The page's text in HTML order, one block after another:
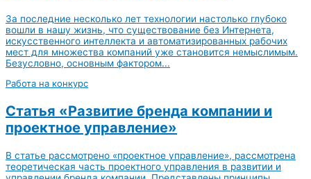
За последние несколько лет технологии настолько глубоко
вошли в нашу жизнь, что существование без Интернета,
искусственного интеллекта и автоматизированных рабочих
мест для множества компаний уже становится немыслимым.
Безусловно, основным фактором...
Работа на конкурс
Статья «Развитие бренда компании и
проектное управление»
В статье рассмотрено «проектное управление», рассмотрена
теоретическая часть проектного управления в развитии и